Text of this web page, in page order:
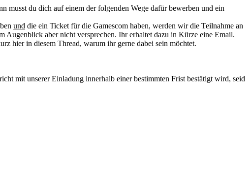
musst du dich auf einem der folgenden Wege dafür bewerben und ein
und die ein Ticket für die Gamescom haben, werden wir die Teilnahme an
Augenblick aber nicht versprechen. Ihr erhaltet dazu in Kürze eine Email.
hier in diesem Thread, warum ihr gerne dabei sein möchtet.
mit unserer Einladung innerhalb einer bestimmten Frist bestätigt wird, seid